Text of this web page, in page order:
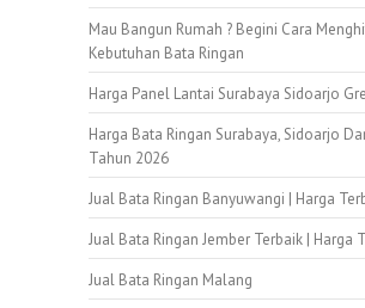
Mau Bangun Rumah ? Begini Cara
Kebutuhan Bata Ringan
Harga Panel Lantai Surabaya Sidoarjo
Harga Bata Ringan Surabaya, Sidoarjo
Tahun 2026
Jual Bata Ringan Banyuwangi | Harga
Jual Bata Ringan Jember Terbaik | Harga
Jual Bata Ringan Malang